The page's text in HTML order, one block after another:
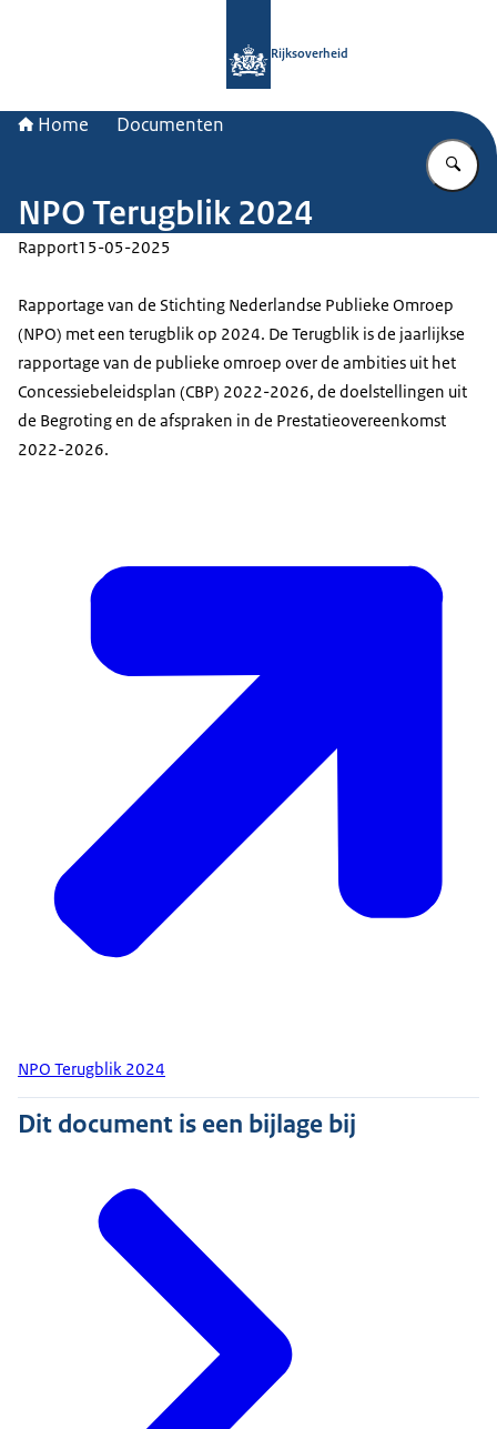
Rijksoverheid
Home Documenten
NPO Terugblik 2024
Rapport15-05-2025
Rapportage van de Stichting Nederlandse Publieke Omroep
(NPO) met een terugblik op 2024. De Terugblik is de jaarlijkse
rapportage van de publieke omroep over de ambities uit het
Concessiebeleidsplan (CBP) 2022-2026, de doelstellingen uit
de Begroting en de afspraken in de Prestatieovereenkomst
2022-2026.
NPO Terugblik 2024
Dit document is een bijlage bij